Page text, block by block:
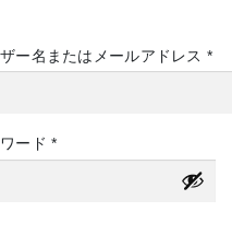
ー名またはメールアドレス *必
ード*必
須